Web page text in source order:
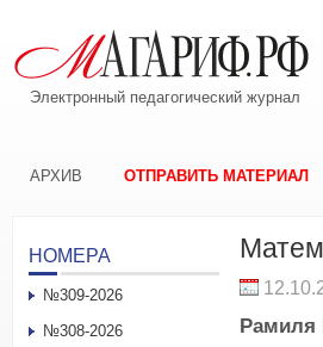
Электронный педагогический журнал
АРХИВ ОТПРАВИТЬ МАТЕРИАЛ
НОМЕРА
№309-2026
№308-2026